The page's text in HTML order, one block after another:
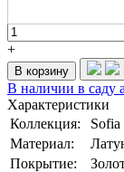
+
В корзину
В наличии в саду
Характеристики
Коллекция:
Sofia
Материал:
Покрытие: